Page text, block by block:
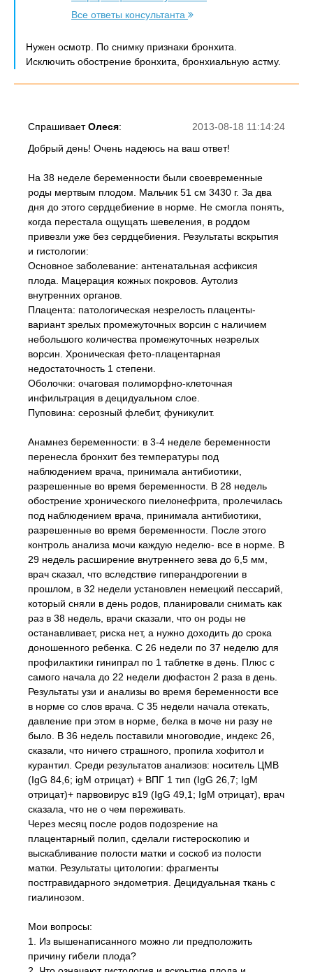
Все ответы консультанта
Нужен осмотр. По снимку признаки бронхита.
Исключить обострение бронхита, бронхиальную астму.
2013-08-18 11:14:24
СпрашиваетОлеся:
Добрый день! Очень надеюсь на ваш ответ!
На 38 неделе беременности были своевременные
роды мертвым плодом. Мальчик 51 см 3430 г. За два
дня до этого сердцебиение в норме. Не смогла понять,
когда перестала ощущать шевеления, в роддом
привезли уже без сердцебиения. Результаты вскрытия
и гистологии:
Основное заболевание: антенатальная асфиксия
плода. Мацерация кожных покровов. Аутолиз
внутренних органов.
Плацента: патологическая незрелость плаценты-
вариант зрелых промежуточных ворсин с наличием
небольшого количества промежуточных незрелых
ворсин. Хроническая фето-плацентарная
недостаточность 1 степени.
Оболочки: очаговая полиморфно-клеточная
инфильтрация в децидуальном слое.
Пуповина: серозный флебит, фуникулит.
Анамнез беременности: в 3-4 неделе беременности
перенесла бронхит без температуры под
наблюдением врача, принимала антибиотики,
разрешенные во время беременности. В 28 недель
обострение хронического пиелонефрита, пролечилась
под наблюдением врача, принимала антибиотики,
разрешенные во время беременности. После этого
контроль анализа мочи каждую неделю- все в норме. В
29 недель расширение внутреннего зева до 6,5 мм,
врач сказал, что вследствие гиперандрогении в
прошлом, в 32 недели установлен немецкий пессарий,
который сняли в день родов, планировали снимать как
раз в 38 недель, врачи сказали, что он роды не
останавливает, риска нет, а нужно доходить до срока
доношенного ребенка. С 26 недели по 37 неделю для
профилактики гинипрал по 1 таблетке в день. Плюс с
самого начала до 22 недели дюфастон 2 раза в день.
Результаты узи и анализы во время беременности все
в норме со слов врача. С 35 недели начала отекать,
давление при этом в норме, белка в моче ни разу не
было. В 36 недель поставили многоводие, индекс 26,
сказали, что ничего страшного, пропила хофитол и
курантил. Среди результатов анализов: носитель ЦМВ
(IgG 84,6; igM отрицат) + ВПГ 1 тип (IgG 26,7; IgM
отрицат)+ парвовирус в19 (IgG 49,1; IgM отрицат), врач
сказала, что не о чем переживать.
Через месяц после родов подозрение на
плацентарный полип, сделали гистероскопию и
выскабливание полости матки и соскоб из полости
матки. Результаты цитологии: фрагменты
постгравидарного эндометрия. Децидуальная ткань с
гиалинозом.
Мои вопросы:
1. Из вышенаписанного можно ли предположить
причину гибели плода?